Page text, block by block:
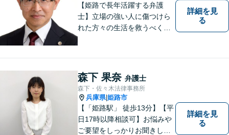
【姫路で長年活躍する弁護
士】立場の強い人に傷つけら
れた方々の生活を救うべく、
弁護士。お困りごとはなんで
もご相談ください。二人三脚
で平穏な生活を取り戻しまし
ょう。【Zoom・電話相談O
K】
詳細を見
る
森下 果奈 弁護士
森下・佐々木法律事務所
兵庫県|姫路市
【「姫路駅」 徒歩13分】【平
日17時以降相談可】お悩みや
ご要望をしっかりお聞きし、
詳細を見
る